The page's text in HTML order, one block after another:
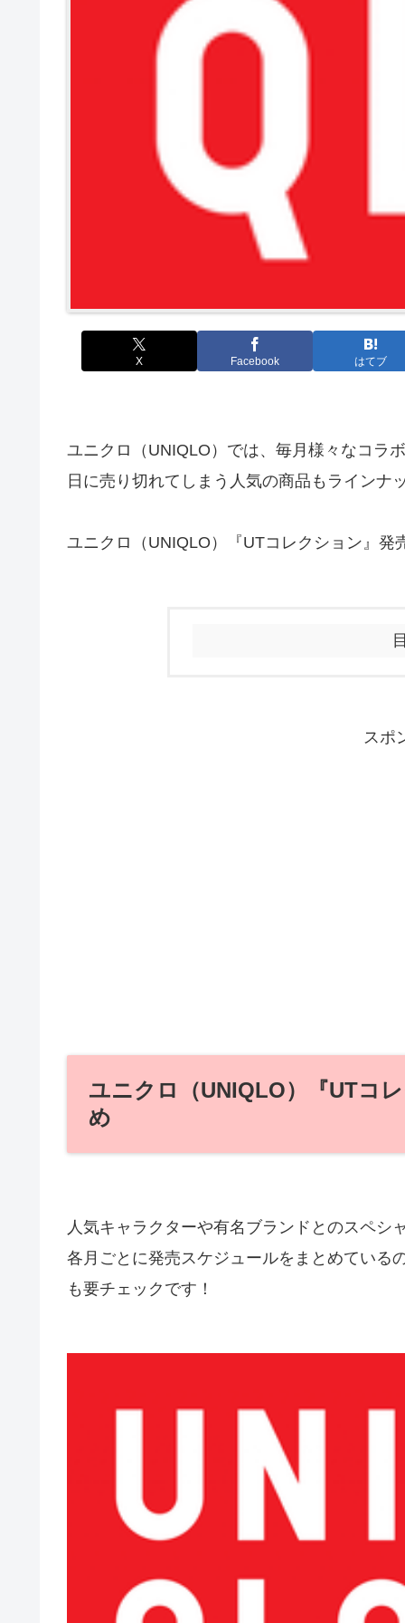
X Facebook はてブ
ユニクロ（UNIQLO）では、毎月様々なコラ
日に売り切れてしまう人気の商品もラインナ
ユニクロ（UNIQLO）『UTコレクション』
スポ
ユニクロ（UNIQLO）『UTコ
め
人気キャラクターや有名ブランドとのスペシ
各月ごとに発売スケジュールをまとめている
も要チェックです！